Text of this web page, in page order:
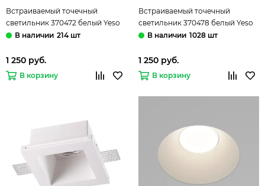
Встраиваемый точечный
светильник 370472 белый Yeso
Novotech
214 шт
1 250 руб.
В корзину
Встраиваемый точечный
светильник 370478 белый Yeso
Novotech
1028 шт
1 250 руб.
В корзину